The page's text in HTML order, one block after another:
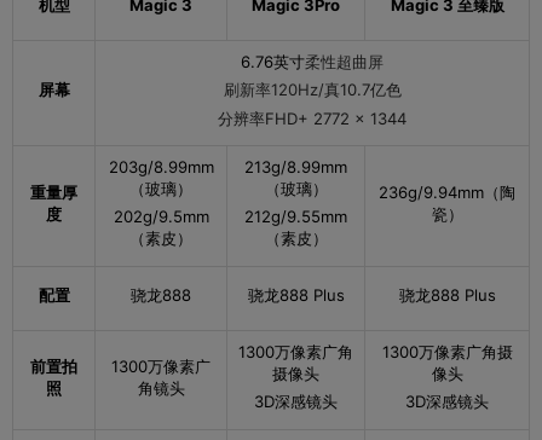
GPU型号 Adreno 660
网络
手机类型 5G手机,智能手机,双卡双待
5G网络,4G全网通,移动4G（TD-LTE）,联通4G
G/联通2G（GSM ）,电信2G（CDMA）
两个Nano SIM卡
影像系统
机型 Magic 3 Magic 3Pro Magic 3 至臻版
屏幕
6.76英寸柔性超曲屏
刷新率120Hz/真10.7亿色
分辨率FHD+ 2772 × 1344
重量厚
度
203g/8.99mm
（玻璃）
202g/9.5mm
（素皮）
213g/8.99mm
（玻璃）
212g/9.55mm
（素皮）
236g/9.94mm（陶
瓷）
配置 骁龙888 骁龙888 Plus 骁龙888 Plus
前置拍
照
1300万像素广
角镜头
1300万像素广角
摄像头
3D深感镜头
1300万像素广角摄
像头
3D深感镜头